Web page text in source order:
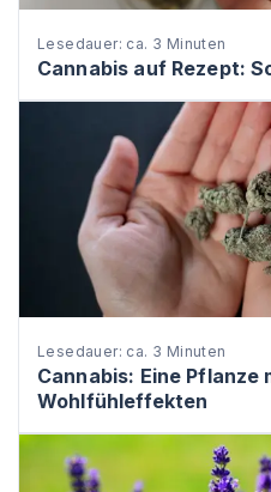
Lesedauer: ca. 3 Minuten
Cannabis auf Rezept:
Lesedauer: ca. 3 Minuten
Cannabis: Eine Pflanze
Wohlfühleffekten